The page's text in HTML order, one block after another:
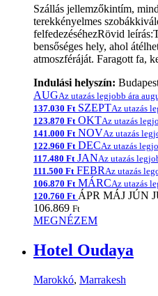
Szállás jellemzőkintím,
terekkényelmes
felfedezéséhezRövid
bensőséges hely, ahol
atmoszféráját. Faragott fa,
Indulási helyszín:
AUGAz utazás legjobb ára
137.030 Ft SZEPTAz utazás
123.870 Ft OKTAz utazás
141.000 Ft NOVAz utazás
122.960 Ft DECAz utazás
117.480 Ft JANAz utazás
111.500 Ft FEBR Az utazás
106.870 Ft MÁRCAz utazás
120.760 Ft ÁPR MÁJ JÚN
106.869 Ft
MEGNÉZEM
Hotel Oudaya
Marokkó, Marrakesh